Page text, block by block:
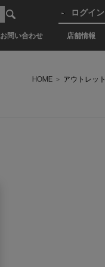
お問い合わせ 店舗情報
ログイン
HOME > アウトレット